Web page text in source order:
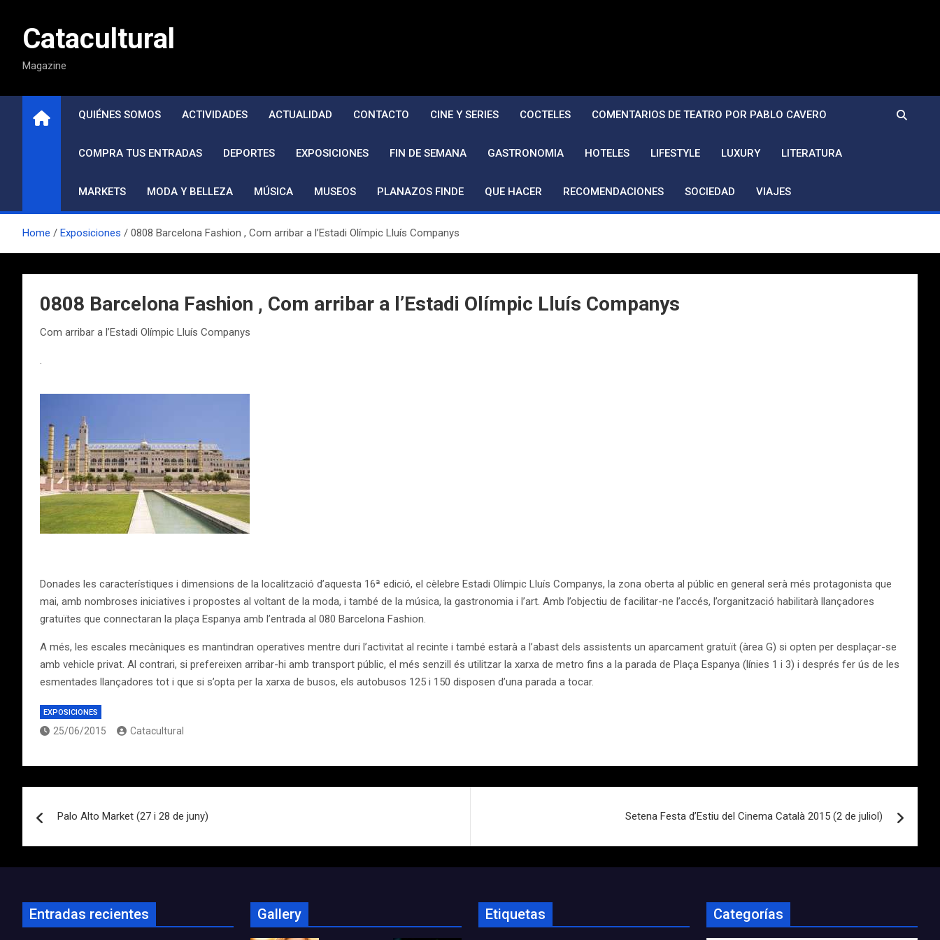
contenidoCatacultural
Magazine
QUIÉNES SOMOS ACTIVIDADES ACTUALIDAD CONTACTO CINE Y SERIES COCTELES COMENTARIOS DE TEATRO POR PABLO CAVERO
COMPRA TUS ENTRADAS DEPORTES EXPOSICIONES FIN DE SEMANA GASTRONOMIA HOTELES LIFESTYLE LUXURY LITERATURA
MARKETS MODA Y BELLEZA MÚSICA MUSEOS PLANAZOS FINDE QUE HACER RECOMENDACIONES SOCIEDAD VIAJES
Home Exposiciones 0808 Barcelona Fashion , Com arribar a l’Estadi Olímpic Lluís Companys
0808 Barcelona Fashion , Com arribar a l’Estadi Olímpic Lluís Companys
Com arribar a l’Estadi Olímpic Lluís Companys
.
Donades les característiques i dimensions de la localització d’aquesta 16ª edició, el cèlebre Estadi Olímpic Lluís Companys, la zona oberta al públic en general serà més protagonista que
mai, amb nombroses iniciatives i propostes al voltant de la moda, i també de la música, la gastronomia i l’art. Amb l’objectiu de facilitar-ne l’accés, l’organització habilitarà llançadores
gratuïtes que connectaran la plaça Espanya amb l’entrada al 080 Barcelona Fashion.
A més, les escales mecàniques es mantindran operatives mentre duri l’activitat al recinte i també estarà a l’abast dels assistents un aparcament gratuït (àrea G) si opten per desplaçar-se
amb vehicle privat. Al contrari, si prefereixen arribar-hi amb transport públic, el més senzill és utilitzar la xarxa de metro fins a la parada de Plaça Espanya (línies 1 i 3) i després fer ús de les
esmentades llançadores tot i que si s’opta per la xarxa de busos, els autobusos 125 i 150 disposen d’una parada a tocar.
EXPOSICIONES
25/06/2015 Catacultural
de
Palo Alto Market (27 i 28 de juny) Setena Festa d’Estiu del Cinema Català 2015 (2 de juliol)
Entradas recientes Gallery Etiquetas Categorías